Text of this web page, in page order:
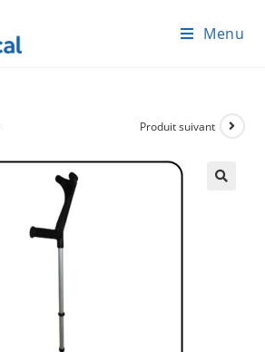
Menu
Produit suivant